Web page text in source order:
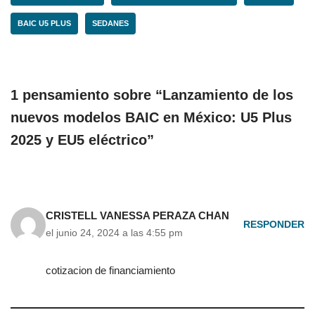
BAIC U5 PLUS SEDANES
1 pensamiento sobre “Lanzamiento de los
nuevos modelos BAIC en México: U5 Plus
2025 y EU5 eléctrico”
CRISTELL VANESSA PERAZA CHAN
el junio 24, 2024 a las 4:55 pm
RESPONDER
cotizacion de financiamiento